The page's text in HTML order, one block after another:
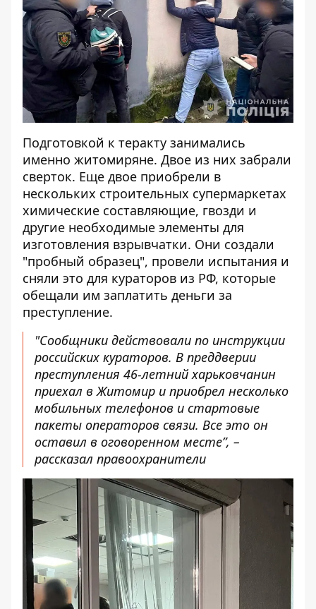
Подготовкой к теракту занимались
именно житомиряне. Двое из них забрали
сверток. Еще двое приобрели в
нескольких строительных супермаркетах
химические составляющие, гвозди и
другие необходимые элементы для
изготовления взрывчатки. Они создали
"пробный образец", провели испытания и
сняли это для кураторов из РФ, которые
обещали им заплатить деньги за
преступление.
"Сообщники действовали по инструкции
российских кураторов. В преддверии
преступления 46-летний харьковчанин
приехал в Житомир и приобрел несколько
мобильных телефонов и стартовые
пакеты операторов связи. Все это он
оставил в оговоренном месте”, –
рассказал правоохранители